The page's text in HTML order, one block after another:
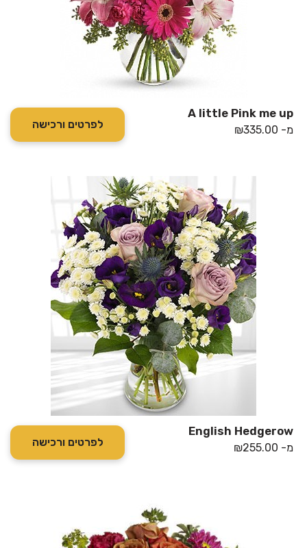
A little Pink me up
מ- ₪335.00 לפרטים ורכישה
English Hedgerow
מ- ₪255.00 לפרטים ורכישה